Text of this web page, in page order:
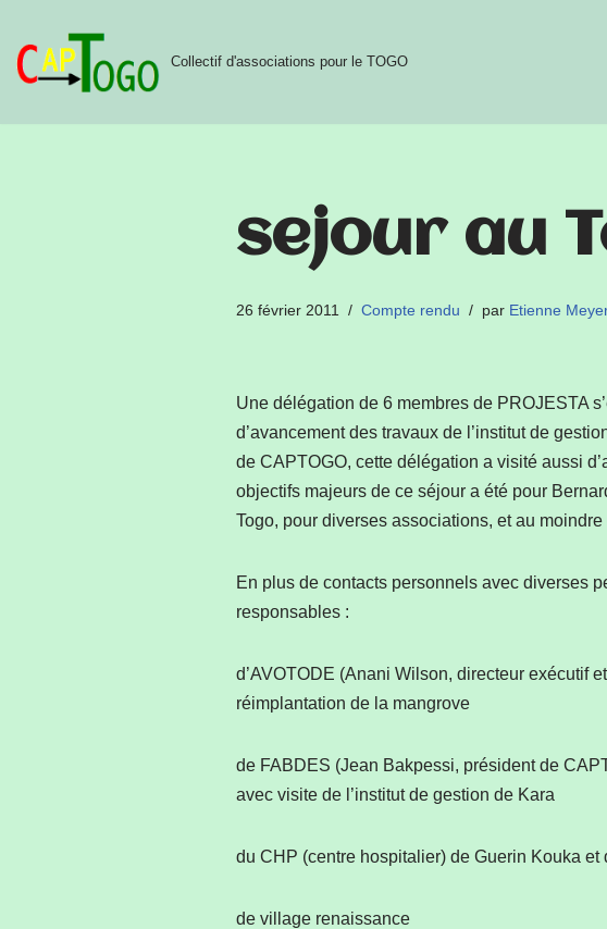
Aller
au
Collectif d'associations pour le TOGO
sejour au
26 février 2011 Compte rendu par Etienne
Une délégation de 6 membres de PROJESTA
d’avancement des travaux de l’institut de
de CAPTOGO, cette délégation a visité aussi
objectifs majeurs de ce séjour a été pour
Togo, pour diverses associations, et au moindre
En plus de contacts personnels avec diverses
responsables :
d’AVOTODE (Anani Wilson, directeur exécutif
réimplantation de la mangrove
de FABDES (Jean Bakpessi, président de
avec visite de l’institut de gestion de Kara
du CHP (centre hospitalier) de Guerin Kouka et
de village renaissance